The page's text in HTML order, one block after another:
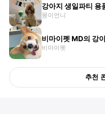
강아지 생일파티 용
몽이언니
비마이펫 MD의 강
비마이펫
추천